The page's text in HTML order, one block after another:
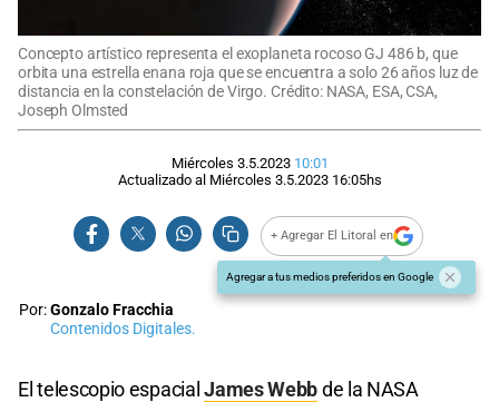
Concepto artístico representa el exoplaneta rocoso GJ 486 b, que
orbita una estrella enana roja que se encuentra a solo 26 años luz de
distancia en la constelación de Virgo. Crédito: NASA, ESA, CSA,
Joseph Olmsted
Miércoles 3.5.2023 10:01
Actualizado al Miércoles 3.5.2023 16:05hs
+ Agregar El Litoral en
Agregar a tus medios preferidos en Google
Por:Gonzalo Fracchia
Contenidos Digitales.
El telescopio espacialJames Webbde la NASA